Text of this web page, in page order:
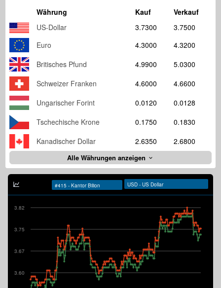
Währung
Kauf
Verkauf
US-Dollar
3.7300
3.7500
Euro
4.3000
4.3200
Britisches Pfund
4.9900
5.0300
Schweizer Franken
4.6000
4.6600
Ungarischer Forint
0.0120
0.0128
Tschechische Krone
0.1750
0.1830
Kanadischer Dollar
2.6350 2.6800
Alle Währungen anzeigen
3.60
3.67
3.75
3.82